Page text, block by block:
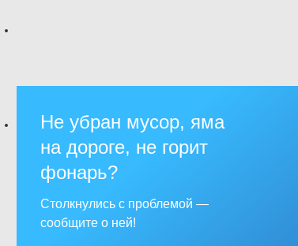
Не убран мусор, яма
на дороге, не горит
фонарь?
Столкнулись с проблемой —
сообщите о ней!